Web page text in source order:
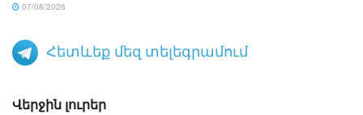
07/08/2026
Հետևեք մեզ տելեգրամում
Վերջին լուրեր